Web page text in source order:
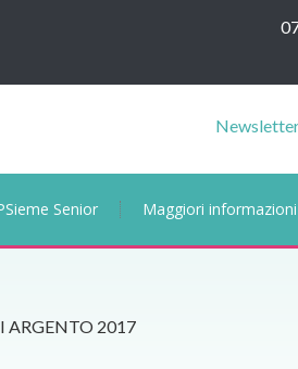
Senior Maggiori informazioni
ARGENTO 2017